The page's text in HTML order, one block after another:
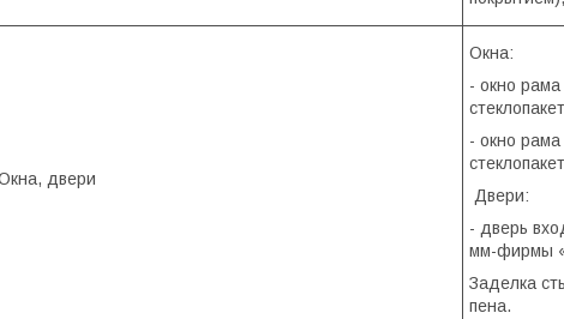
двери
Окна:
- окно
- окно
Двери:
- дверь
мм-фирмы
Заделка
пена.